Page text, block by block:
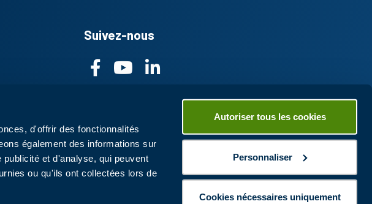
d'offrir des fonctionnalités
également des informations sur
et d'analyse, qui peuvent
ou qu'ils ont collectées lors de
Autoriser tous les cookies
Personnaliser
Cookies nécessaires uniquement
Suivez-nous